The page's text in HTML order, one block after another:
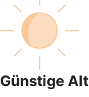
Günstige